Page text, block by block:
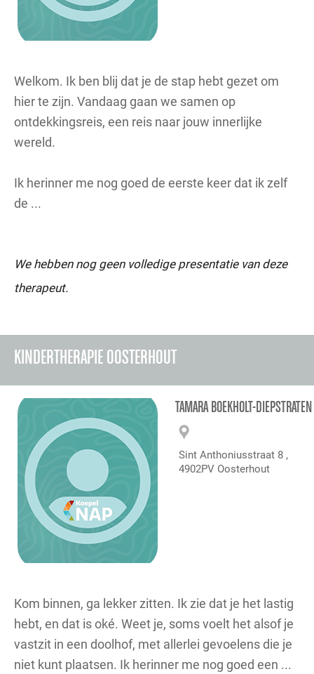
Welkom. Ik ben blij dat je de stap hebt gezet om
hier te zijn. Vandaag gaan we samen op
ontdekkingsreis, een reis naar jouw innerlijke
wereld.
Ik herinner me nog goed de eerste keer dat ik zelf
de ...
We hebben nog geen volledige presentatie van deze
therapeut.
KINDERTHERAPIE OOSTERHOUT
TAMARA BOEKHOLT-DIEPSTRATEN
Sint Anthoniusstraat 8 ,
4902PV Oosterhout
Kom binnen, ga lekker zitten. Ik zie dat je het lastig
hebt, en dat is oké. Weet je, soms voelt het alsof je
vastzit in een doolhof, met allerlei gevoelens die je
niet kunt plaatsen. Ik herinner me nog goed een ...